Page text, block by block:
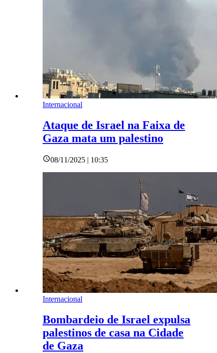
Internacional
Ataque de Israel na Faixa de
Gaza mata um palestino
08/11/2025 | 10:35
Internacional
Bombardeio de Israel expulsa
palestinos de casa na Cidade
de Gaza